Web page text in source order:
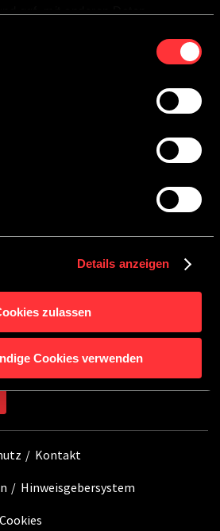
„Cookies zulassen“
Ihre Einwilligung zur Verarbeitung
Zwecken. Sie ist freiwillig,
durch Anklicken der
widerrufen“. Weitere Hinweise
Details anzeigen
zulassen
Cookies verwenden
erhältst du immer die
rund um Crosscamp.
Kontakt
Hinweisgebersystem
Cookies